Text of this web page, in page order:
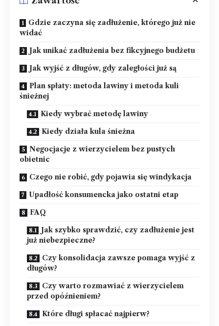
Gdzie zaczyna się zadłużenie, którego już nie
widać
Jak unikać zadłużenia bez fikcyjnego budżetu
Jak wyjść z długów, gdy zaległości już są
Plan spłaty: metoda lawiny i metoda kuli
śnieżnej
Kiedy wybrać metodę lawiny
Kiedy działa kula śnieżna
Negocjacje z wierzycielem bez pustych
obietnic
Czego nie robić, gdy pojawia się windykacja
Upadłość konsumencka jako ostatni etap
FAQ
Jak szybko sprawdzić, czy zadłużenie jest
już niebezpieczne?
Czy konsolidacja zawsze pomaga wyjść z
długów?
Czy warto rozmawiać z wierzycielem
przed opóźnieniem?
Które długi spłacać najpierw?